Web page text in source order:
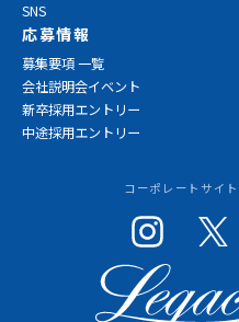
SNS
応募情報
募集要項 一覧
会社説明会イベント
新卒採用エントリー
中途採用エントリー
コーポレートサイト